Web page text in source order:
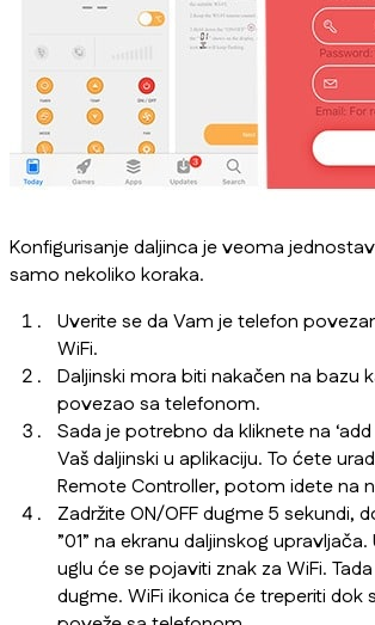
Konfigurisanje daljinca je veoma
samo nekoliko koraka.
Uverite se da Vam je telefon
WiFi.
Daljinski mora biti nakačen na bazu
povezao sa telefonom.
Sada je potrebno da kliknete na
Vaš daljinski u aplikaciju. To ćete
Remote Controller, potom idete na
Zadržite ON/OFF dugme 5 sekundi,
”01” na ekranu daljinskog
uglu će se pojaviti znak za WiFi.
dugme. WiFi ikonica će treperiti dok